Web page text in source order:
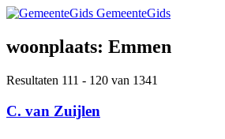
GemeenteGids
woonplaats: Emmen
Resultaten 111 - 120 van 1341
C. van Zuijlen